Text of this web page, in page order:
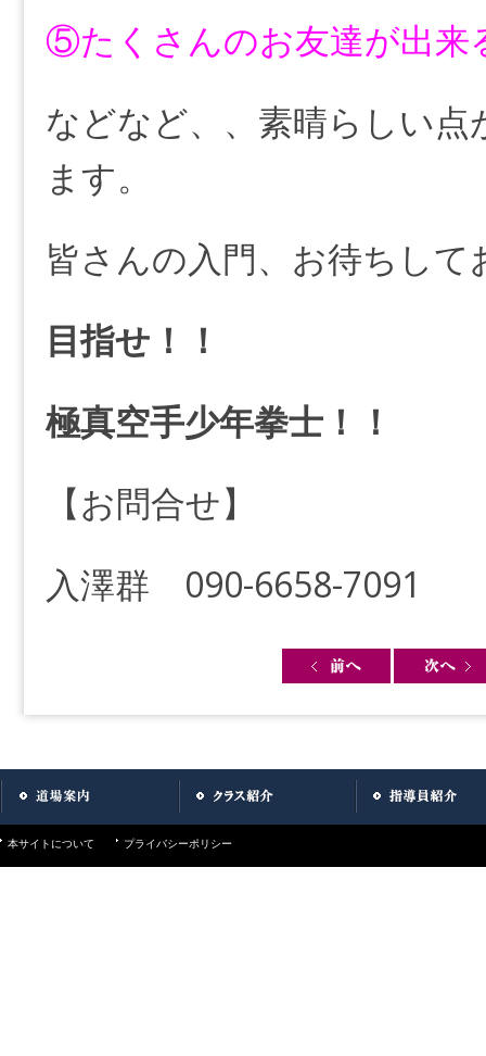
⑤たくさんのお友達が出来
などなど、、素晴らしい
ます。
皆さんの入門、お待ちして
目指せ！！
極真空手少年拳士！！
【お問合せ】
入澤群 090-6658-7091
本サイトについて プライバシーポリシー